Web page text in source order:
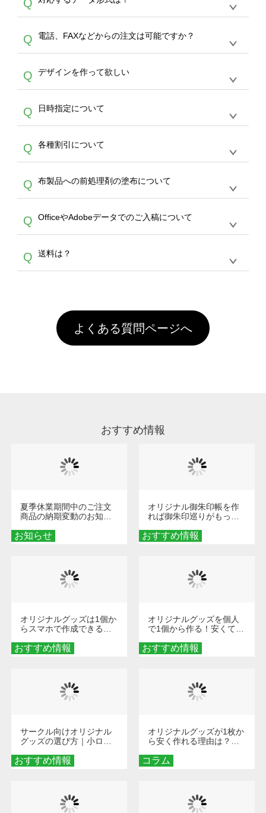
生産にて承っております。デザインツールから
デザインの作成から決済まで完了できます。
30枚以上やシルク印刷など、大口注文の場合
は、サポートが担当するエコバッグコンシェル
やタンブラーコンシェルをご利用ください。製
作する数量が多ければ多いほど、オンデマンド
サービスよりも低価格で製作することが可能で
す。
Q
A
ドできるデータ形式は、JPG / PNG / AI / PSD /
PDF 形式になります。データの最大サイズ
写真などもアップロード可能です。使用できな
い画像はエラーになります。（※ Illustratorか
らの直接入稿には対応していません。AIで保存
し、デザインツールからアップロードして下さ
い）
Q 電話、FAXなどからの注文は可能ですか？
A
文のみ受け付けております。30個以上のご製
作をお考えの方は、サポートが担当するエコバ
スをご利用頂ければ、電話やFAX、メールなど
でご注文が可能です。
Q デザインを作って欲しい
A
を作って欲しい。などの場合は、製作数量が
30個以上であれば、サポート担当が、デザイ
バッグコンシェル
サー
ビスをご利用ください。(※ 30個以下の場合
は、デザインツールをご利用ください)
Q 日時指定について
A
ん。発送後18時以降に配送業者・伝票番号を
メールでお知らせいたしますので、直接配送業
者にご連絡いただき調整をお願い致します。
Q 各種割引について
A
カート内で自動的に割引(最大50%)が適用され
ます。 【付与ポイント】購入金額の1％が1ポ
イントとして付与され、次回ご注文時に1ポイ
ント＝1円としてお使いいただけます。ポイン
トは発送完了の翌日に付与され、次回ご注文時
からご利用頂けます。ポイントの有効期限は一
年間です。【会員ランク】過去10カ月のご注
文回数により会員ランク割引(最大5%)が適用
頂いても、ログインがされていなければ、ラン
クにカウントがされません。
Q 布製品への前処理剤の塗布について
A
意点（前処理剤）】カラー生地（Tシャツのホ
ワイト、トートバッグのナチュラル、ホワイト
といって、プリントを定着させるための処理剤
を塗布しており、短納期・低価格で商品をお届
害な性質で、水洗いで落とすことが可能です。
お手数ですが、お客様ご自身にて着用前に落と
していただけますようお願いいたします。※1
通常注文・直送機能でのご注文に関わらず、前
Q OfficeやAdobeデータでのご入稿について
A
ません。いずれのデータも該当デザインのみ画
像(JPEG,PNG,GIF,PDF)に変換、またはAdobe
Q 送料は？
引」などによるお値引きで4,000円未満になる
場合は送料がかかりますので、ご注意くださ
い。
よくある質問ページへ
おすすめ情報
お知らせ
夏季休業期間中のご注文
商品の納期変動のお知ら
おすすめ情報
オリジナル御朱印帳を作
れば御朱印巡りがもっと
ダーメイドする魅力と選
び方
おすすめ情報
オリジナルグッズは1個か
らスマホで作成できる！
くなる巾着＆ポーチ活用
術
おすすめ情報
オリジナルグッズを個人
で1個から作る！安くて簡
秘訣
おすすめ情報
サークル向けオリジナル
グッズの選び方｜小ロッ
める秘訣
コラム
オリジナルグッズが1枚か
ら安く作れる理由は？オ
とメリットを解説